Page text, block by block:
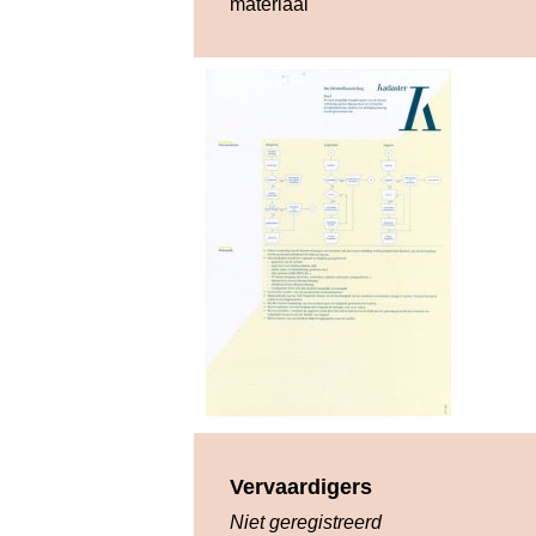
materiaal
Vervaardigers
Niet geregistreerd